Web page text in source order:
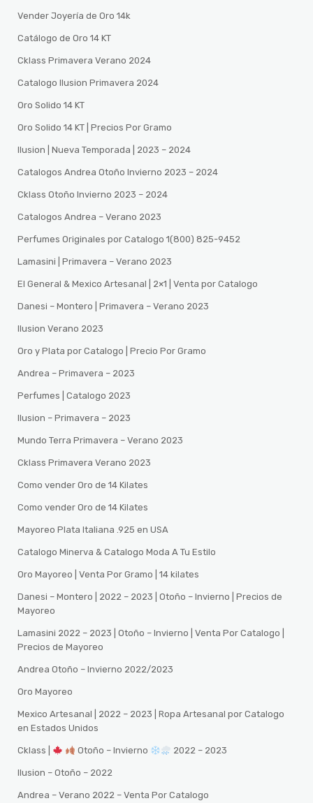
Vender Joyería de Oro 14k
Catálogo de Oro 14 KT
Cklass Primavera Verano 2024
Catalogo Ilusion Primavera 2024
Oro Solido 14 KT
Oro Solido 14 KT | Precios Por Gramo
Ilusion | Nueva Temporada | 2023 – 2024
Catalogos Andrea Otoño Invierno 2023 – 2024
Cklass Otoño Invierno 2023 – 2024
Catalogos Andrea – Verano 2023
Perfumes Originales por Catalogo 1(800) 825-9452
Lamasini | Primavera – Verano 2023
El General & Mexico Artesanal | 2×1 | Venta por Catalogo
Danesi – Montero | Primavera – Verano 2023
Ilusion Verano 2023
Oro y Plata por Catalogo | Precio Por Gramo
Andrea – Primavera – 2023
Perfumes | Catalogo 2023
Ilusion – Primavera – 2023
Mundo Terra Primavera – Verano 2023
Cklass Primavera Verano 2023
Como vender Oro de 14 Kilates
Como vender Oro de 14 Kilates
Mayoreo Plata Italiana .925 en USA
Catalogo Minerva & Catalogo Moda A Tu Estilo
Oro Mayoreo | Venta Por Gramo | 14 kilates
Danesi – Montero | 2022 – 2023 | Otoño – Invierno | Precios de
Mayoreo
Lamasini 2022 – 2023 | Otoño – Invierno | Venta Por Catalogo |
Precios de Mayoreo
Andrea Otoño – Invierno 2022/2023
Oro Mayoreo
Mexico Artesanal | 2022 – 2023 | Ropa Artesanal por Catalogo
en Estados Unidos
Cklass | Otoño – Invierno 2022 – 2023
Ilusion – Otoño – 2022
Andrea – Verano 2022 – Venta Por Catalogo